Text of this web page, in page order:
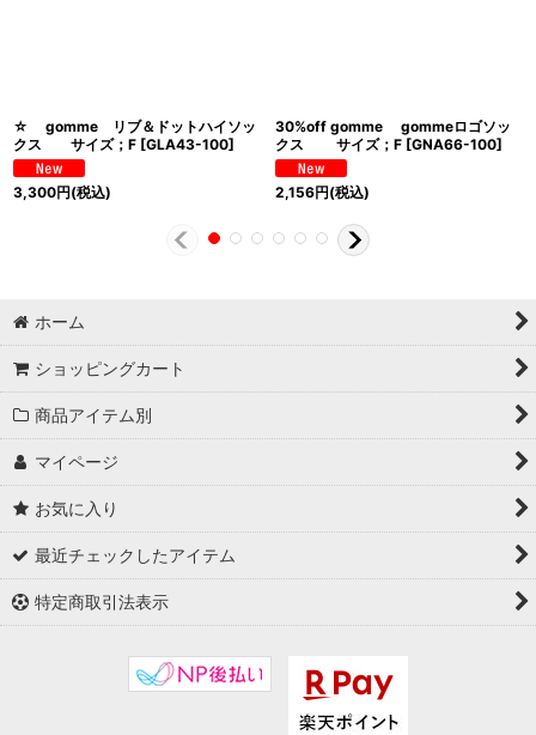
☆ gomme リブ＆ドットハイソッ
クス サイズ；F [GLA43-100]
3,300円(税込)
30%off gomme gommeロゴソッ
クス サイズ；F [GNA66-100]
2,156円(税込)
ホーム
ショッピングカート
商品アイテム別
マイページ
お気に入り
最近チェックしたアイテム
特定商取引法表示